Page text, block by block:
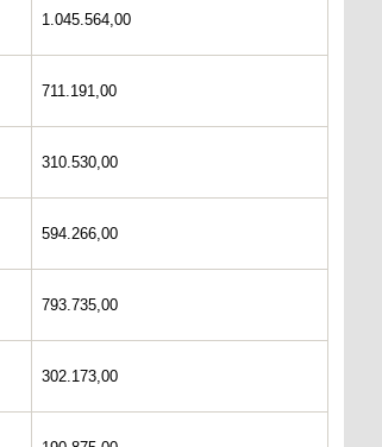
1.045.564,00
711.191,00
310.530,00
594.266,00
793.735,00
302.173,00